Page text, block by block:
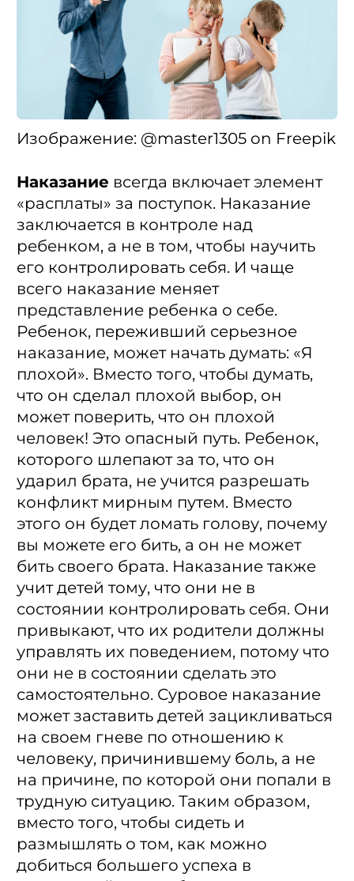
Изображение: @master1305 on Freepik
Наказание всегда включает элемент
«расплаты» за поступок. Наказание
заключается в контроле над
ребенком, а не в том, чтобы научить
его контролировать себя. И чаще
всего наказание меняет
представление ребенка о себе.
Ребенок, переживший серьезное
наказание, может начать думать: «Я
плохой». Вместо того, чтобы думать,
что он сделал плохой выбор, он
может поверить, что он плохой
человек! Это опасный путь. Ребенок,
которого шлепают за то, что он
ударил брата, не учится разрешать
конфликт мирным путем. Вместо
этого он будет ломать голову, почему
вы можете его бить, а он не может
бить своего брата. Наказание также
учит детей тому, что они не в
состоянии контролировать себя. Они
привыкают, что их родители должны
управлять их поведением, потому что
они не в состоянии сделать это
самостоятельно. Суровое наказание
может заставить детей зацикливаться
на своем гневе по отношению к
человеку, причинившему боль, а не
на причине, по которой они попали в
трудную ситуацию. Таким образом,
вместо того, чтобы сидеть и
размышлять о том, как можно
добиться большего успеха в